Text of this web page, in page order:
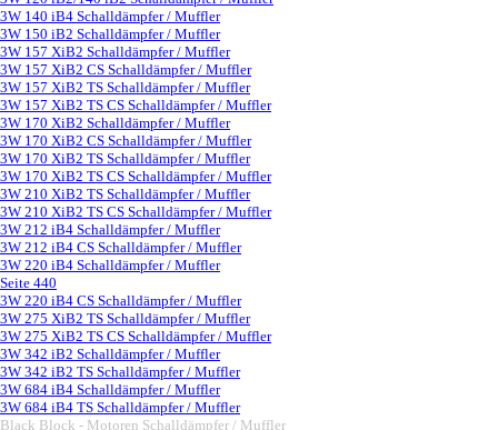
3W 140 iB4 Schalldämpfer / Muffler
3W 150 iB2 Schalldämpfer / Muffler
3W 157 XiB2 Schalldämpfer / Muffler
3W 157 XiB2 CS Schalldämpfer / Muffler
3W 157 XiB2 TS Schalldämpfer / Muffler
3W 157 XiB2 TS CS Schalldämpfer / Muffler
3W 170 XiB2 Schalldämpfer / Muffler
3W 170 XiB2 CS Schalldämpfer / Muffler
3W 170 XiB2 TS Schalldämpfer / Muffler
3W 170 XiB2 TS CS Schalldämpfer / Muffler
3W 210 XiB2 TS Schalldämpfer / Muffler
3W 210 XiB2 TS CS Schalldämpfer / Muffler
3W 212 iB4 Schalldämpfer / Muffler
3W 212 iB4 CS Schalldämpfer / Muffler
3W 220 iB4 Schalldämpfer / Muffler
Seite 440
3W 220 iB4 CS Schalldämpfer / Muffler
3W 275 XiB2 TS Schalldämpfer / Muffler
3W 275 XiB2 TS CS Schalldämpfer / Muffler
3W 342 iB2 Schalldämpfer / Muffler
3W 342 iB2 TS Schalldämpfer / Muffler
3W 684 iB4 Schalldämpfer / Muffler
3W 684 iB4 TS Schalldämpfer / Muffler
Black Block - Motoren Schalldämpfer / Muffler